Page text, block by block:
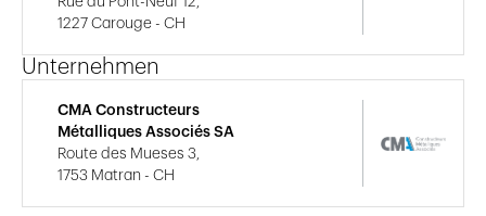
1227 Carouge - CH
Unternehmen
CMA Constructeurs
Métalliques Associés SA
Route des Mueses 3,
1753 Matran - CH